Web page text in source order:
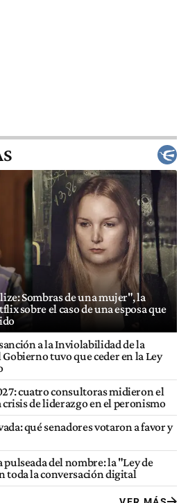
Sombras de una mujer", la
sobre el caso de una esposa que
a la Inviolabilidad de la
tuvo que ceder en la Ley
cuatro consultoras midieron el
crisis de liderazgo en el peronismo
qué senadores votaron a favor y
del nombre: la "Ley de
toda la conversación digital